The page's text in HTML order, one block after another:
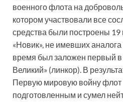
военного флота на
котором участвовали все
средства были построены
«Новик», не имевших
время был заложен первый
Великий» (линкор). В
Первую мировую войну флот
подготовленным и сумел